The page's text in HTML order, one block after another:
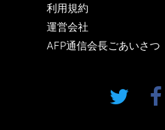
利用規約
運営会社
AFP通信会長ごあいさつ